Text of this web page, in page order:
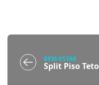
BEM-ESTAR
Split Piso Teto